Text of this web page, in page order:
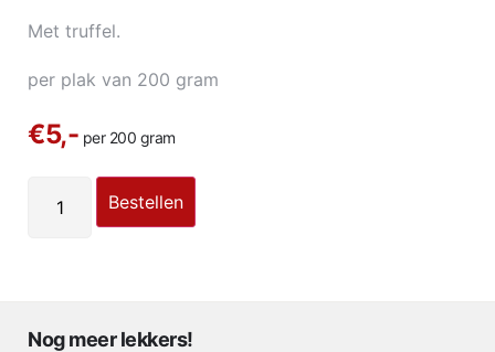
Met truffel.
per plak van 200 gram
€5,- per 200 gram
Bestellen
Nog meer lekkers!